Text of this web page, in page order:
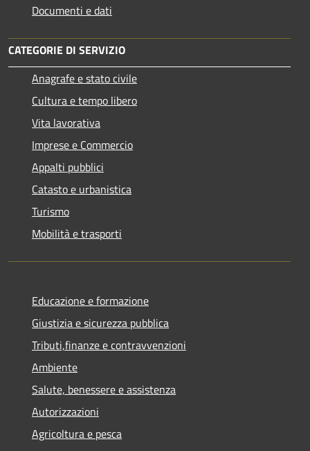
Documenti e dati
CATEGORIE DI SERVIZIO
Anagrafe e stato civile
Cultura e tempo libero
Vita lavorativa
Imprese e Commercio
Appalti pubblici
Catasto e urbanistica
Turismo
Mobilità e trasporti
Educazione e formazione
Giustizia e sicurezza pubblica
Tributi,finanze e contravvenzioni
Ambiente
Salute, benessere e assistenza
Autorizzazioni
Agricoltura e pesca